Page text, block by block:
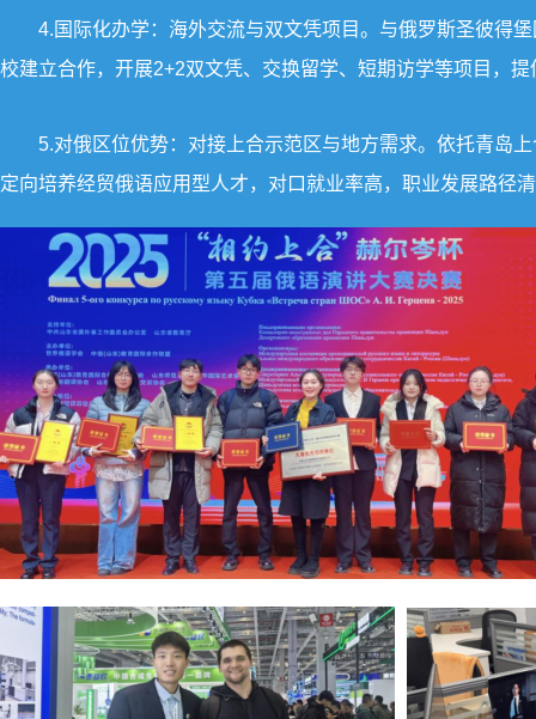
4.国际化办学：海外交流与双文凭项目。与俄罗斯圣彼得
校建立合作，开展2+2双文凭、交换留学、短期访学等项目，
5.对俄区位优势：对接上合示范区与地方需求。依托青岛
定向培养经贸俄语应用型人才，对口就业率高，职业发展路径